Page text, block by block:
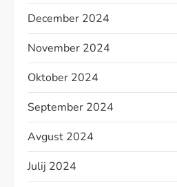
December 2024
November 2024
Oktober 2024
September 2024
Avgust 2024
Julij 2024